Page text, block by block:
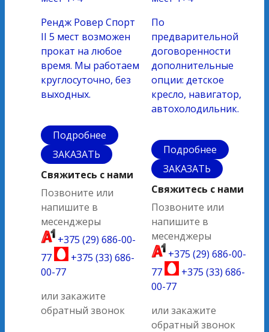
Рендж Ровер Спорт
II 5 мест возможен
прокат на любое
время. Мы работаем
круглосуточно, без
выходных.
Подробнее
ЗАКАЗАТЬ
Свяжитесь с нами
Позвоните или
напишите в
месенджеры
+375 (29) 686-00-
77
+375 (33) 686-
00-77
или закажите
обратный звонок
По
предварительной
договоренности
дополнительные
опции: детское
кресло, навигатор,
автохолодильник.
Подробнее
ЗАКАЗАТЬ
Свяжитесь с нами
Позвоните или
напишите в
месенджеры
+375 (29) 686-00-
77
+375 (33) 686-
00-77
или закажите
обратный звонок